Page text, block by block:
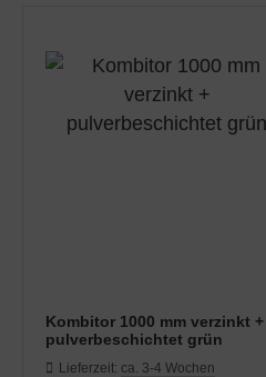
Kombitor 1000 mm verzinkt +
pulverbeschichtet grün
Lieferzeit: ca. 3-4 Wochen